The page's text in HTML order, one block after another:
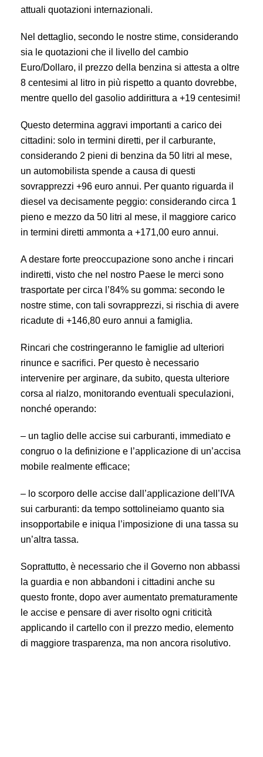
attuali quotazioni internazionali.
Nel dettaglio, secondo le nostre stime, considerando
sia le quotazioni che il livello del cambio
Euro/Dollaro, il prezzo della benzina si attesta a oltre
8 centesimi al litro in più rispetto a quanto dovrebbe,
mentre quello del gasolio addirittura a +19 centesimi!
Questo determina aggravi importanti a carico dei
cittadini: solo in termini diretti, per il carburante,
considerando 2 pieni di benzina da 50 litri al mese,
un automobilista spende a causa di questi
sovrapprezzi +96 euro annui. Per quanto riguarda il
diesel va decisamente peggio: considerando circa 1
pieno e mezzo da 50 litri al mese, il maggiore carico
in termini diretti ammonta a +171,00 euro annui.
A destare forte preoccupazione sono anche i rincari
indiretti, visto che nel nostro Paese le merci sono
trasportate per circa l’84% su gomma: secondo le
nostre stime, con tali sovrapprezzi, si rischia di avere
ricadute di +146,80 euro annui a famiglia.
Rincari che costringeranno le famiglie ad ulteriori
rinunce e sacrifici. Per questo è necessario
intervenire per arginare, da subito, questa ulteriore
corsa al rialzo, monitorando eventuali speculazioni,
nonché operando:
– un taglio delle accise sui carburanti, immediato e
congruo o la definizione e l’applicazione di un’accisa
mobile realmente efficace;
– lo scorporo delle accise dall’applicazione dell’IVA
sui carburanti: da tempo sottolineiamo quanto sia
insopportabile e iniqua l’imposizione di una tassa su
un’altra tassa.
Soprattutto, è necessario che il Governo non abbassi
la guardia e non abbandoni i cittadini anche su
questo fronte, dopo aver aumentato prematuramente
le accise e pensare di aver risolto ogni criticità
applicando il cartello con il prezzo medio, elemento
di maggiore trasparenza, ma non ancora risolutivo.